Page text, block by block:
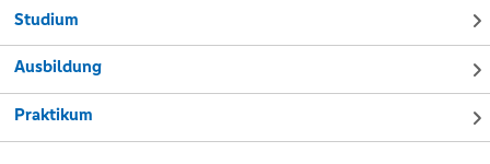
Studium
Ausbildung
Praktikum